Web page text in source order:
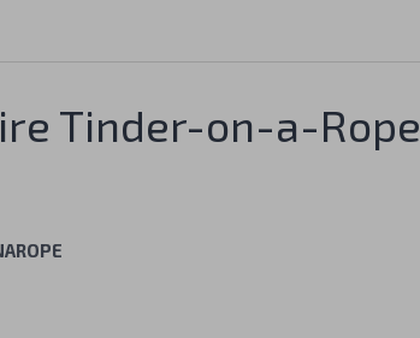
Tinder-on-a-Rope